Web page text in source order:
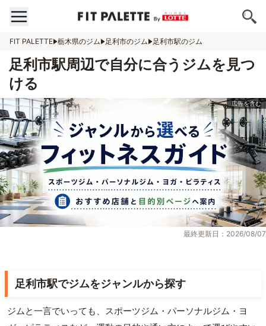
FIT PALETTE 栃木県のジム 足利市のジム 足利市駅のジム
足利市駅周辺で自分に合うジムを見つ
ける
最終更新日：2026/08/07
足利市駅でジムをジャンルから探す
ジムと一言でいっても、スポーツジム・パーソナルジム・ヨ